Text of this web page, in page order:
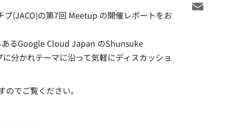
(JACO)の第7回 Meetup の開催レポートをお
るGoogle Cloud Japan のShunsuke
分かれテーマに沿って気軽にディスカッショ
でご覧ください。
Twitter